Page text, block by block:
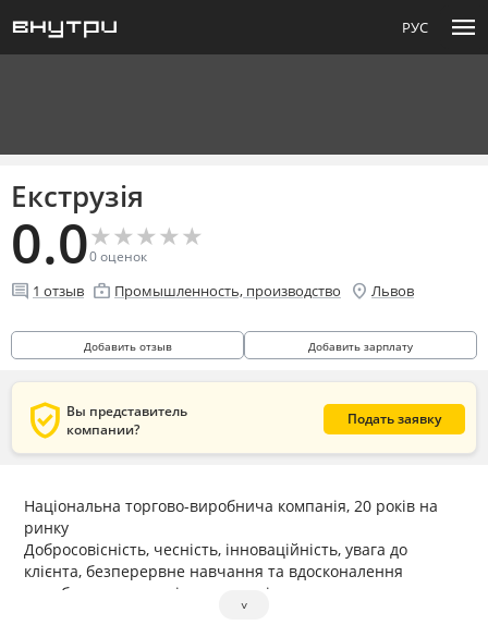
РУС menu
Екструзія
0.0★
★★
★★
★★
★★
★
0оценок
comment 1 отзыв enterprise Промышленность, производство location_on Львов
Добавить отзыв Добавить зарплату
verified_user Вы представитель
компании?
Подать заявку
Національна торгово-виробнича компанія, 20 років на
ринку
Добросовісність, чесність, інноваційність, увага до
клієнта, безперервне навчання та вдосконалення
виробничих процесів — основні принципи, на яких
базується філософія та діяльність компанії.
˅